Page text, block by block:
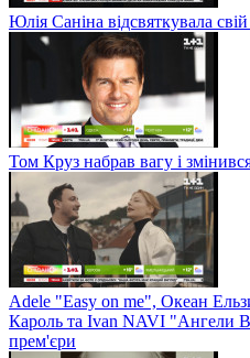
Юлія Саніна відсвяткувала
Том Круз набрав вагу і
Adele "Easy on me", Океан
Кароль та Ivan NAVI "Ангели
прем'єри